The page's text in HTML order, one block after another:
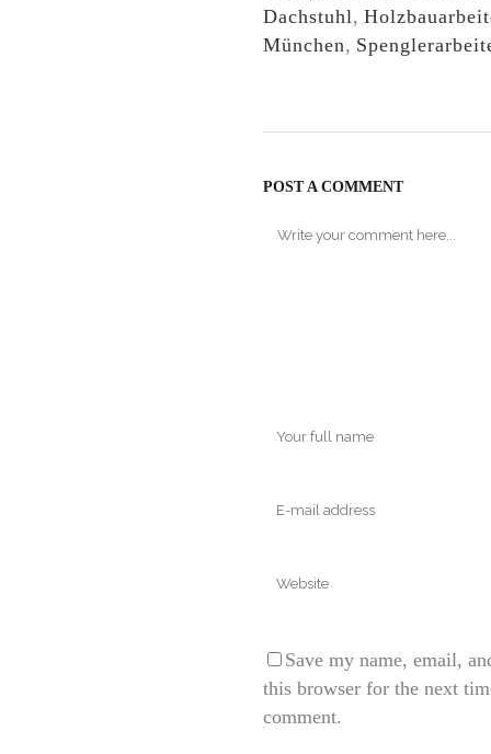
Dachstuhl,
München,
POST A COMMENT
Save my name, email,
this browser for the next
comment.